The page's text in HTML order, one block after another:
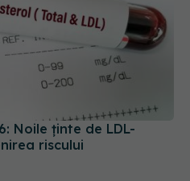
Noile ținte de LDL-
riscului